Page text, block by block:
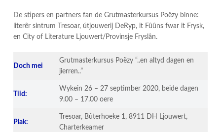
De stipers en partners fan de Grutmasterkursus Poëzy binne:
literêr sintrum Tresoar, útjouwerij DeRyp, it Fûûns fwar it Frysk,
en City of Literature Ljouwert/Provinsje Fryslân.
Doch mei
Grutmasterkursus Poëzy “..en altyd dagen en
jierren..”
Tiid:
Wykein 26 – 27 septimber 2020, beide dagen
9.00 – 17.00 oere
Plak:
Tresoar, Bûterhoeke 1, 8911 DH Ljouwert,
Charterkeamer